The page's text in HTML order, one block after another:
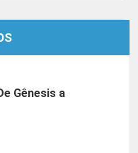
Gênesis a